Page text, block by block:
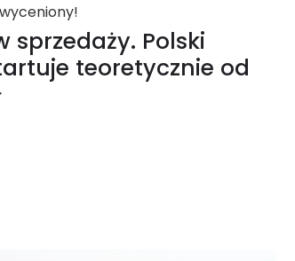
sprzedaży. Polski
teoretycznie od